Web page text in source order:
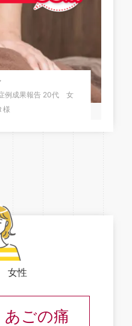
例成果報告 20代 女
女性
ごの痛